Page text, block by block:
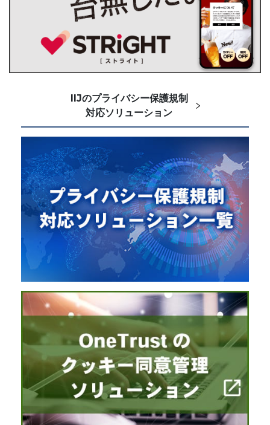
IIJのプライバシー保護規制
対応ソリューション